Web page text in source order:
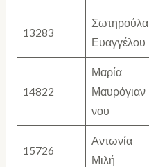
13283
Σωτηρούλα
Ευαγγέλου
14822
Μαρία
Μαυρόγιαν
νου
15726
Αντωνία
Μιλή